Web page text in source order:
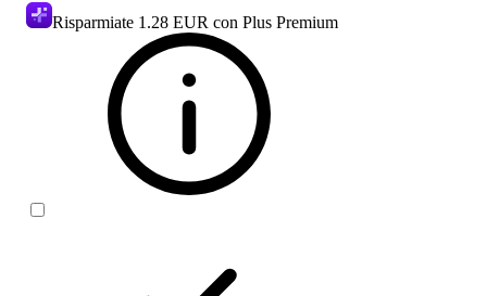
Risparmiate 1.28 EUR con Plus Premium